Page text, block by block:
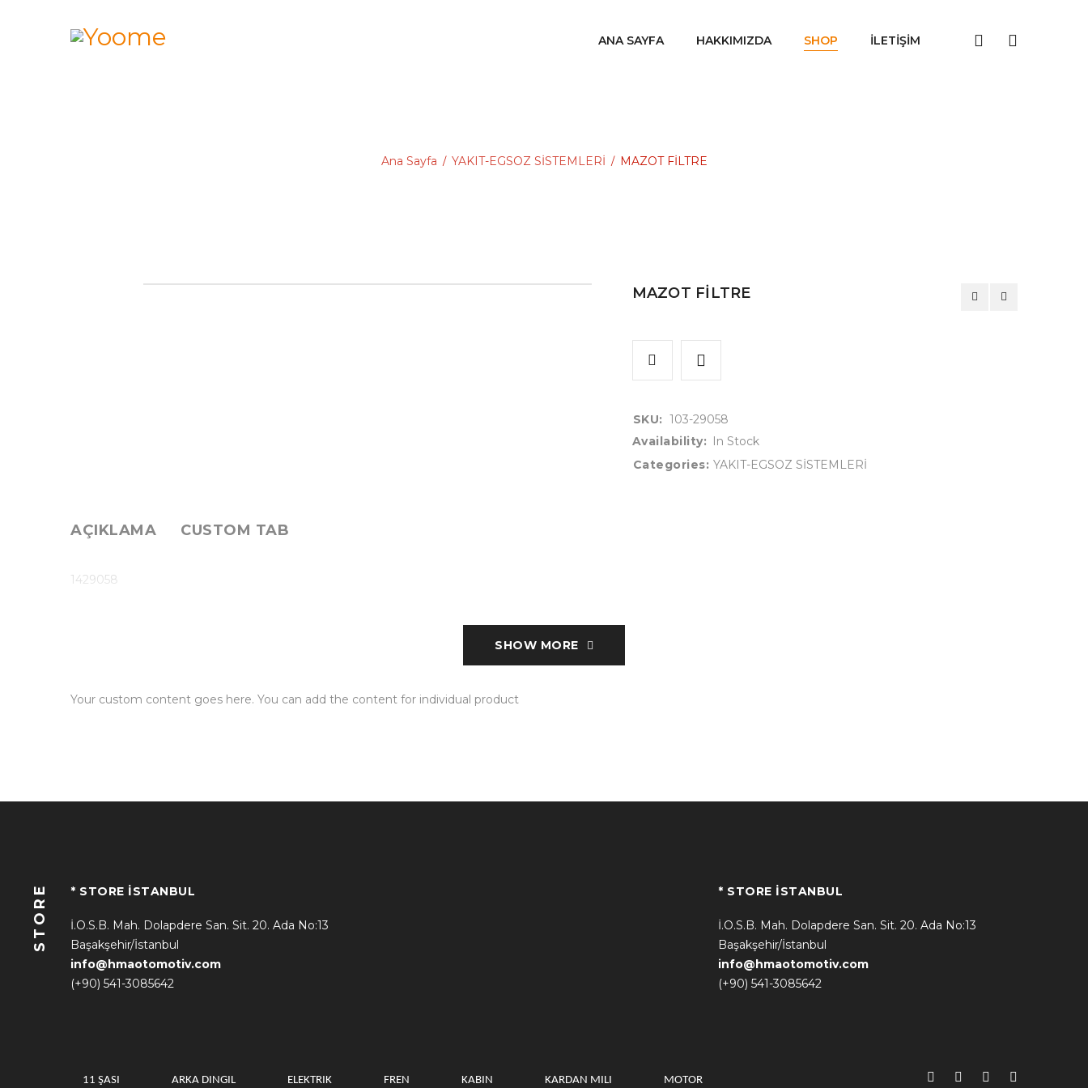
ANA SAYFA HAKKIMIZDA SHOP İLETIŞIM
Ana Sayfa / YAKIT-EGSOZ SİSTEMLERİ / MAZOT FİLTRE
MAZOT FİLTRE
SKU: 103-29058
Availability: In Stock
Categories: YAKIT-EGSOZ SİSTEMLERİ
AÇIKLAMA CUSTOM TAB
1429058
SHOW MORE
Your custom content goes here. You can add the content for individual product
STORE * STORE İSTANBUL
İ.O.S.B. Mah. Dolapdere San. Sit. 20. Ada No:13
Başakşehir/İstanbul
info@hmaotomotiv.com
(+90) 541-3085642
* STORE İSTANBUL
İ.O.S.B. Mah. Dolapdere San. Sit. 20. Ada No:13
Başakşehir/İstanbul
info@hmaotomotiv.com
(+90) 541-3085642
11 ŞASI ARKA DINGIL ELEKTRIK FREN KABIN KARDAN MILI MOTOR